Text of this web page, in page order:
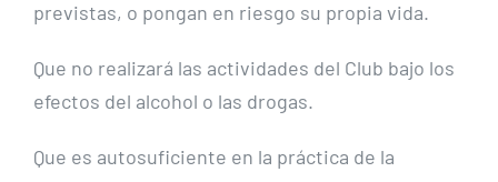
previstas, o pongan en riesgo su propia vida.
Que no realizará las actividades del Club bajo los
efectos del alcohol o las drogas.
Que es autosuficiente en la práctica de la